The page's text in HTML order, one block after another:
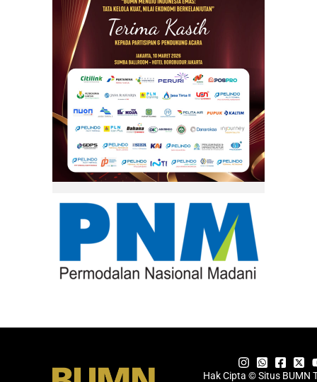
Hak Cipta © Situs BUMN